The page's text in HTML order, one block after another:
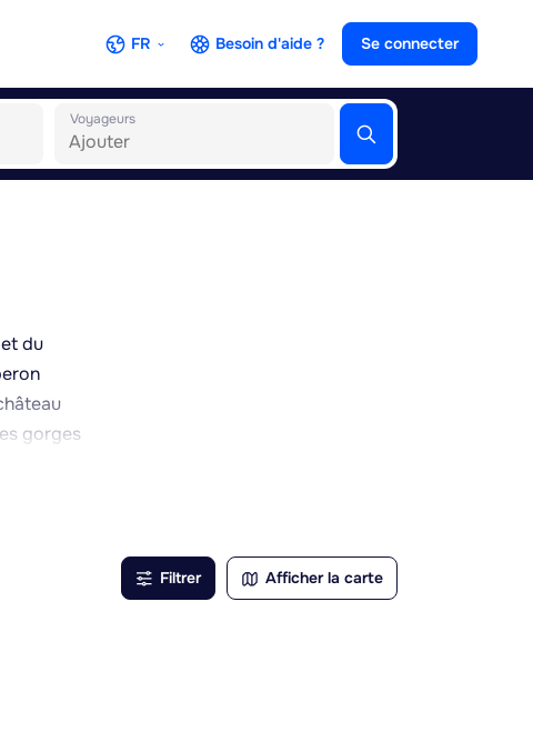
FR Besoin d'aide ? Se connecter
Voyageurs
du
gorges
Noir
Filtrer Afficher la carte